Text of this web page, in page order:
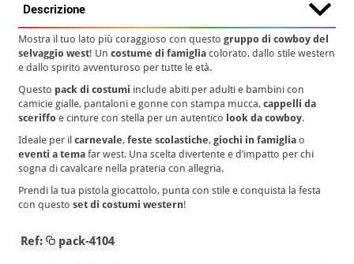
Descrizione
Mostra il tuo lato più coraggioso con questogruppo di cowboy del
selvaggio west! Uncostume di famiglia colorato, dallo stile western
e dallo spirito avventuroso per tutte le età.
Questo pack di costumi include abiti per adulti e bambini con
camicie gialle, pantaloni e gonne con stampa mucca,cappelli da
sceriffo e cinture con stella per un autentico look da cowboy.
Ideale per ilcarnevale,feste scolastiche,giochi in famiglia o
eventi a tema far west. Una scelta divertente e d’impatto per chi
sogna di cavalcare nella prateria con allegria.
Prendi la tua pistola giocattolo, punta con stile e conquista la festa
con questoset di costumi western!
Ref: pack-4104